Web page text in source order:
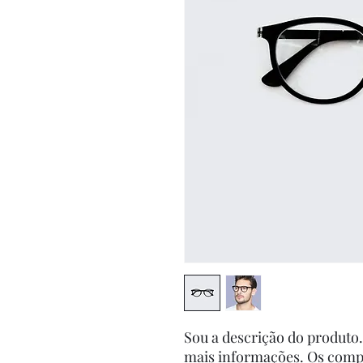
Sou a descrição do
mais informações. Os